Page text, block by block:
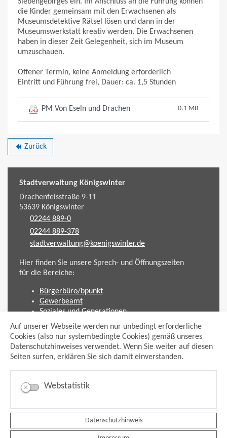
Auf unserer Webseite werden nur unbedingt erforderliche
Cookies (also nur systembedingte Cookies) gemäß unseres
Datenschutzhinweises verwendet. Wenn Sie weiter auf diesen
Seiten surfen, erklären Sie sich damit einverstanden.
Webstatistik
Datenschutzhinweis
Siebengebirges ein. Im Anschluss an die Führung können
die Kinder gemeinsam mit den Erwachsenen als
Museumsdetektive Rätsel lösen und dann in der
Museumswerkstatt kreativ werden. Die Erwachsenen
haben in dieser Zeit Gelegenheit, sich im Museum
umzuschauen.
Offener Termin, keine Anmeldung erforderlich
Eintritt und Führung frei, Dauer: ca. 1,5 Stunden
PM Von Eseln und Drachen 0.1 MB
backward Zurück
Stadtverwaltung Königswinter
Drachenfelsstraße 9-11
53639Königswinter
02244 889-0
02244 889-378
stadtverwaltung@koenigswinter.de
Hier finden Sie unsere Sprech- und Öffnungszeiten
für die Bereiche:
Bürgerbüro/bpunkt
Gewerbeamt
Soziales und Generationen
Standesamt
Friedhofsverwaltung
Planen und Bauen (Bauamt)
Impressum
Datenschutzhinweis
Sitemap
Anmelden
Facebook
xing